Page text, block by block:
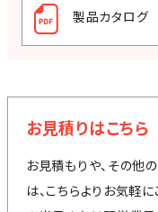
製品カタログ
お見積りはこちら
お見積もりや、その他
は、こちらよりお気軽に